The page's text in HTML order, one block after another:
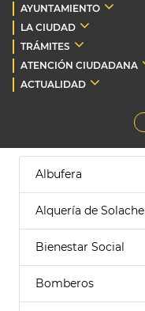
AYUNTAMIENTO
LA CIUDAD
TRÁMITES
ATENCIÓN CIUDADANA
ACTUALIDAD
Albufera
Alquería de Solache
Bienestar Social
Bomberos